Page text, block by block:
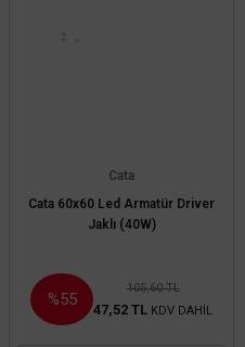
Cata
Cata 60x60 Led Armatür Driver
Jaklı (40W)
%55
105,60 TL
47,52 TL KDV DAHİL